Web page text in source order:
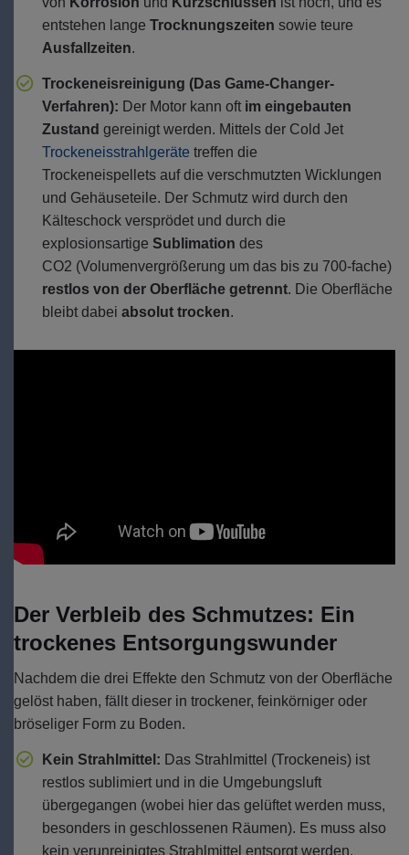
entstehen lange Trocknungszeiten sowie teure
Ausfallzeiten.
Trockeneisreinigung (Das Game-Changer-
Verfahren): Der Motor kann oft im eingebauten
Zustand gereinigt werden. Mittels der Cold Jet
Trockeneisstrahlgeräte treffen die
Trockeneispellets auf die verschmutzten Wicklungen
und Gehäuseteile. Der Schmutz wird durch den
Kälteschock versprödet und durch die
explosionsartige Sublimation des
CO2 (Volumenvergrößerung um das bis zu 700-fache)
restlos von der Oberfläche getrennt. Die Oberfläche
bleibt dabei absolut trocken.
Der Verbleib des Schmutzes: Ein
trockenes Entsorgungswunder
Nachdem die drei Effekte den Schmutz von der Oberfläche
gelöst haben, fällt dieser in trockener, feinkörniger oder
bröseliger Form zu Boden.
Kein Strahlmittel: Das Strahlmittel (Trockeneis) ist
restlos sublimiert und in die Umgebungsluft
übergegangen (wobei hier das gelüftet werden muss,
besonders in geschlossenen Räumen). Es muss also
kein verunreinigtes Strahlmittel entsorgt werden.